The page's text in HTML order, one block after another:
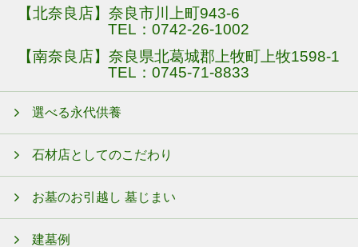
【北奈良店】奈良市川上町943-6
TEL：0742-26-1002
【南奈良店】奈良県北葛城郡上牧町上牧1598-1
TEL：0745-71-8833
選べる永代供養
石材店としてのこだわり
お墓のお引越し 墓じまい
建墓例